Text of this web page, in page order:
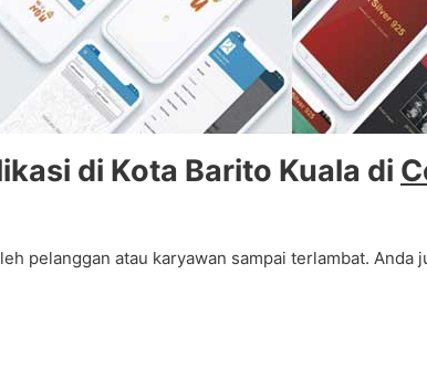
di Kota Barito Kuala di
pelanggan atau karyawan sampai terlambat.